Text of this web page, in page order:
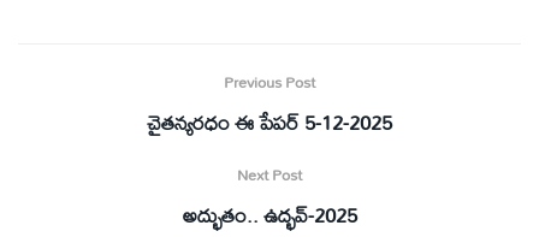
Previous Post
చైతన్యరధం ఈ పేపర్ 5-12-2025
Next Post
అద్భుతం.. ఉద్భవ్‌-2025